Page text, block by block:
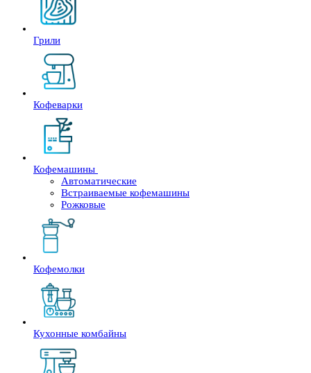
Грили
Кофеварки
Кофемашины
Автоматические
Встраиваемые кофемашины
Рожковые
Кофемолки
Кухонные комбайны